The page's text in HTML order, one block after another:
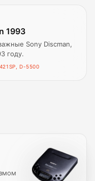
1993
Sony Discman,
году.
D-5500